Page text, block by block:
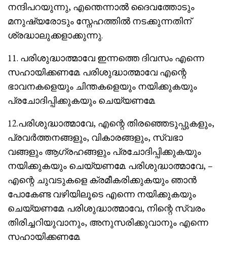
നന്ദിപറയുന്നു, എന്തെന്നാൽ ദൈവത്തോടും
മനുഷ്യരോടും സ്നേഹത്തിൽ നടക്കുന്നതിന്
ശ്രദ്ധാലുക്കളാക്കുന്നു.
11. പരിശുദ്ധാത്മാവേ ഇന്നത്തെ ദിവസം എന്നെ
സഹായിക്കണമേ. പരിശുദ്ധാത്മാവേ എന്റെ
ഭാവനകളെയും ചിന്തകളെയും നയിക്കുകയും
പ്രചോദിപ്പിക്കുകയും ചെയ്യണമേ.
12.പരിശുദ്ധാത്മാവേ, എന്റെ തിരഞ്ഞെടുപ്പുകളും,
പ്രവർത്തനങ്ങളും, വികാരങ്ങളും, സ്വഭാ
വങ്ങളും ആഗ്രഹങ്ങളും പ്രചോദിപ്പിക്കുകയും
നയിക്കുകയും ചെയ്യണമേ. പരിശുദ്ധാത്മാവേ, –
എന്റെ ചുവടുകളെ ക്രമീകരിക്കുകയും ഞാൻ
പോകേണ്ട വഴിയിലൂടെ എന്നെ നയിക്കുകയും
ചെയ്യണമേ. പരിശുദ്ധാത്മാവേ, നിന്റെ സ്വരം
തിരിച്ചറിയുവാനും, അനുസരിക്കുവാനും എന്നെ
സഹായിക്കണമേ.